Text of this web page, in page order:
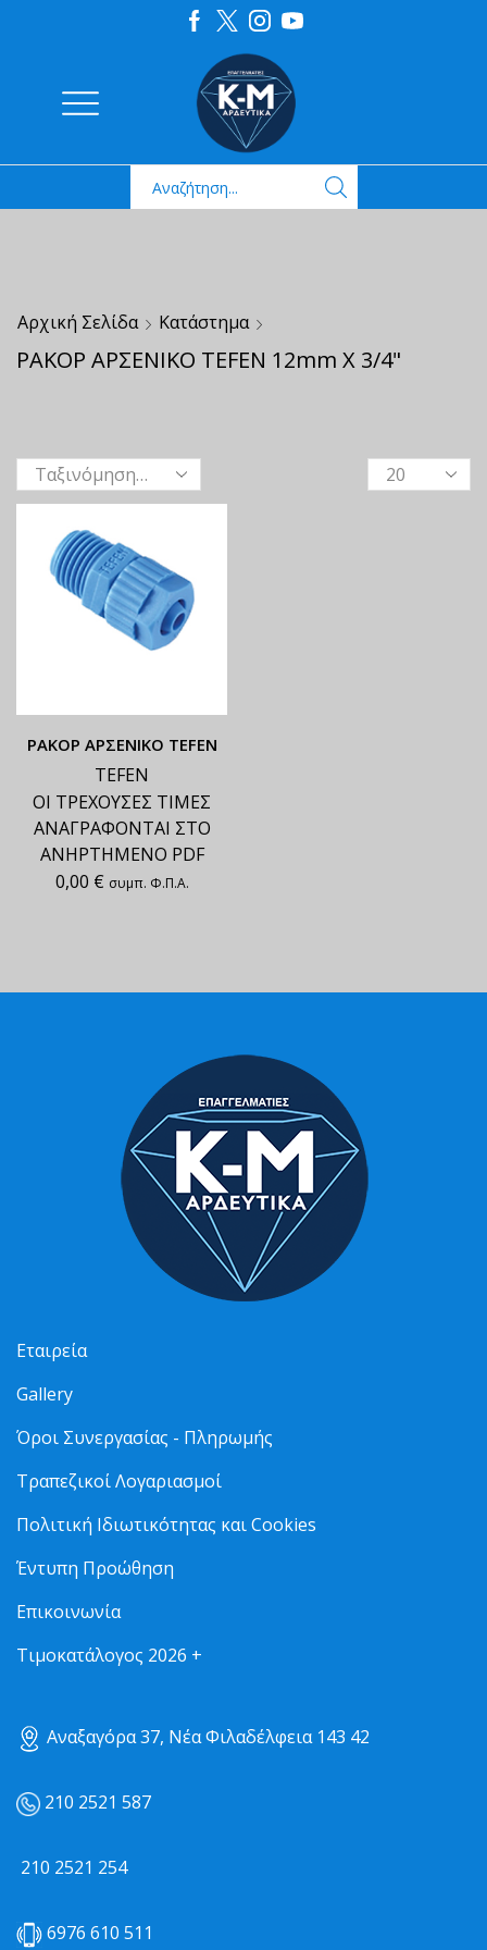
Αρχική Σελίδα Κατάστημα
ΡΑΚΟΡ ΑΡΣΕΝΙΚΟ TEFEN 12mm X 3/4"
ΡΑΚΟΡ ΑΡΣΕΝΙΚΟ TEFEN
TEFEN
ΟΙ ΤΡΕΧΟΥΣΕΣ ΤΙΜΕΣ
ΑΝΑΓΡΑΦΟΝΤΑΙ ΣΤΟ
ΑΝΗΡΤΗΜΕΝΟ PDF
0,00 € συμπ. Φ.Π.Α.
Εταιρεία
Gallery
Όροι Συνεργασίας - Πληρωμής
Τραπεζικοί Λογαριασμοί
Πολιτική Ιδιωτικότητας και Cookies
Έντυπη Προώθηση
Επικοινωνία
Τιμοκατάλογος 2026 +
Αναξαγόρα 37, Νέα Φιλαδέλφεια 143 42
210 2521 587
210 2521 254
6976 610 511